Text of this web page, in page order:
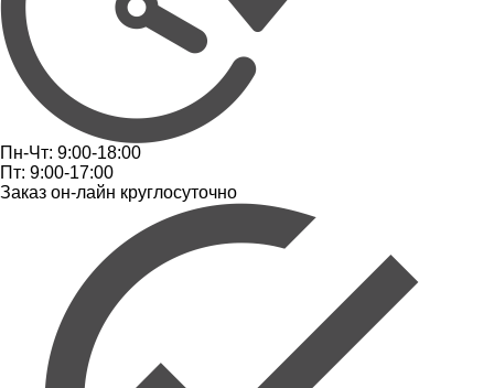
Пн-Чт: 9:00-18:00
Пт: 9:00-17:00
Заказ он-лайн круглосуточно